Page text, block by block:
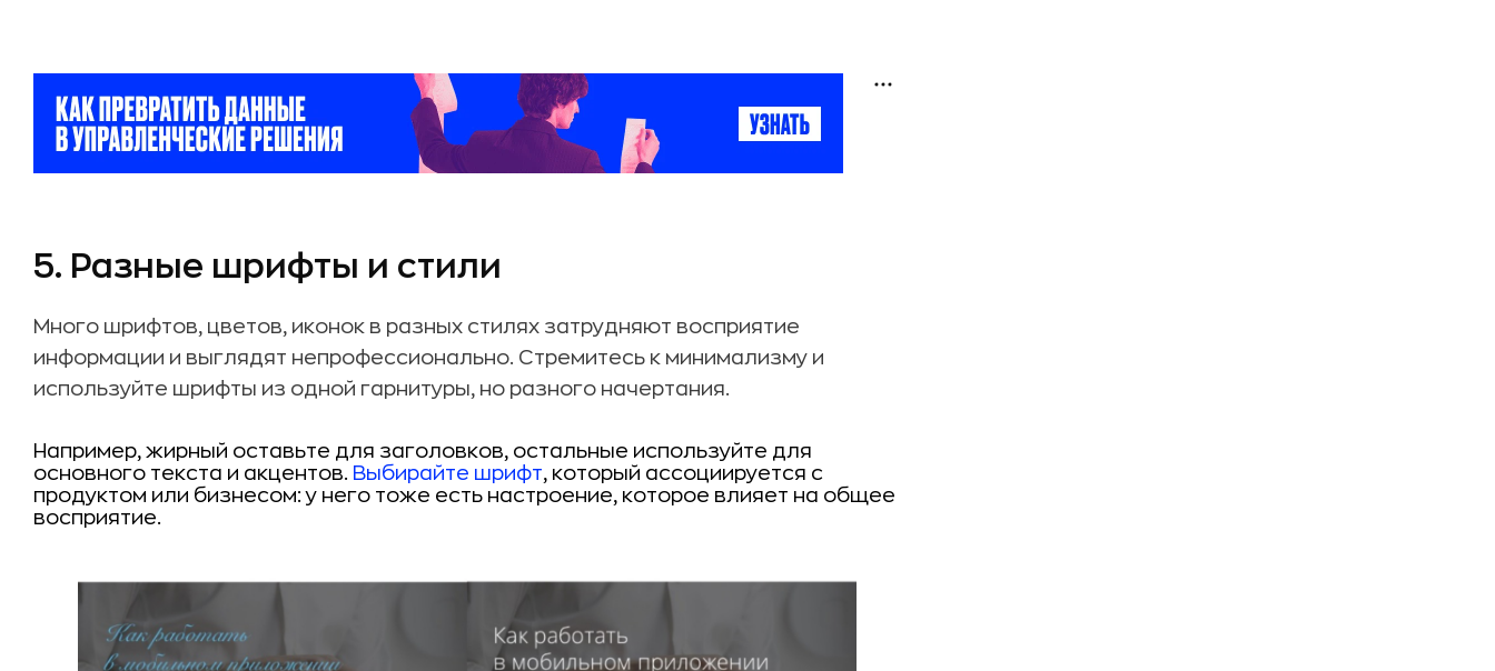
5. Разные шрифты и стили
Много шрифтов, цветов, иконок в разных стилях затрудняют восприятие
информации и выглядят непрофессионально. Стремитесь к минимализму и
используйте шрифты из одной гарнитуры, но разного начертания.
Например, жирный оставьте для заголовков, остальные используйте для
основного текста и акцентов. Выбирайте шрифт, который ассоциируется с
продуктом или бизнесом: у него тоже есть настроение, которое влияет на общее
восприятие.